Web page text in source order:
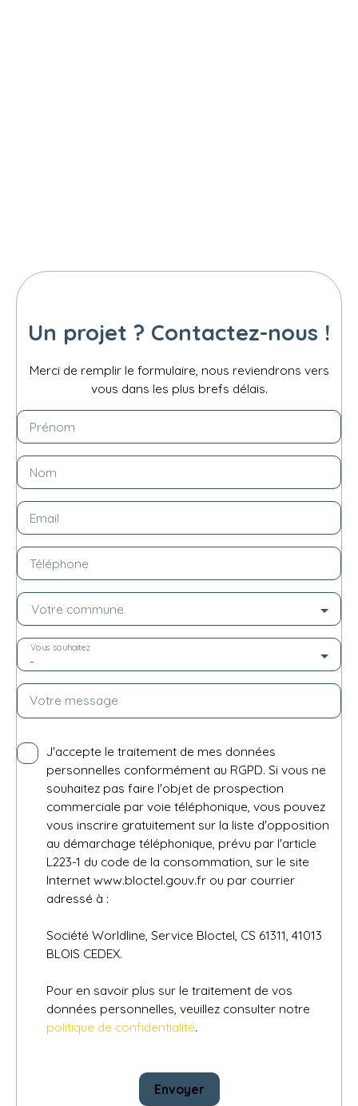
Un projet ? Contactez-nous !
Merci de remplir le formulaire, nous reviendrons vers
vous dans les plus brefs délais.
Prénom
Nom
Email
Téléphone
Votre commune
-
Vous souhaitez
Votre message
J'accepte le traitement de mes données
personnelles conformément au RGPD. Si vous ne
souhaitez pas faire l'objet de prospection
commerciale par voie téléphonique, vous pouvez
vous inscrire gratuitement sur la liste d'opposition
au démarchage téléphonique, prévu par l'article
L223-1 du code de la consommation, sur le site
Internet www.bloctel.gouv.fr ou par courrier
adressé à :
Société Worldline, Service Bloctel, CS 61311, 41013
BLOIS CEDEX.
Pour en savoir plus sur le traitement de vos
données personnelles, veuillez consulter notre
politique de confidentialité.
Envoyer